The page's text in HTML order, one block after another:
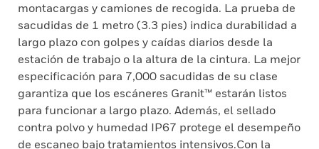
montacargas y camiones de recogida. La prueba de
sacudidas de 1 metro (3.3 pies) indica durabilidad a
largo plazo con golpes y caídas diarios desde la
estación de trabajo o la altura de la cintura. La mejor
especificación para 7,000 sacudidas de su clase
garantiza que los escáneres Granit™ estarán listos
para funcionar a largo plazo. Además, el sellado
contra polvo y humedad IP67 protege el desempeño
de escaneo bajo tratamientos intensivos.Con la